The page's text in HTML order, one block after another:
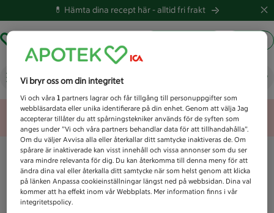
💊 Hämta dina recept här -alltid fri frakt
Vad letar du efter idag?
Unknown error
Vi bryr oss om din integritet
Vi och våra1 partners lagrar och får tillgång till personuppgifter som
webbläsardata eller unika identifierare på din enhet. Genom att välja Jag
accepterar tillåter du att spårningstekniker används för de syften som
anges under ”Vi och våra partners behandlar data för att tillhandahålla”.
Om du väljer Avvisa alla eller återkallar ditt samtycke inaktiveras de. Om
spårare är inaktiverade kan visst innehåll och vissa annonser som du ser
vara mindre relevanta för dig. Du kan återkomma till denna meny för att
ändra dina val eller återkalla ditt samtycke när som helst genom att klicka
på länken Anpassa cookieinställningar längst ned på webbsidan. Dina val
kommer att ha effekt inom vår Webbplats. Mer information finns i vår
integritetspolicy.